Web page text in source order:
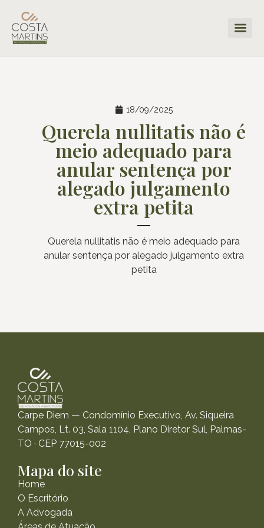
18/09/2025
Querela nullitatis não é
meio adequado para
anular sentença por
alegado julgamento
extra petita
Querela nullitatis não é meio adequado para
anular sentença por alegado julgamento extra
petita
Carpe Diem — Condomínio Executivo, Av. Siqueira
Campos, Lt. 03, Sala 1104, Plano Diretor Sul, Palmas-
TO · CEP 77015-002
Mapa do site
Home
O Escritório
A Advogada